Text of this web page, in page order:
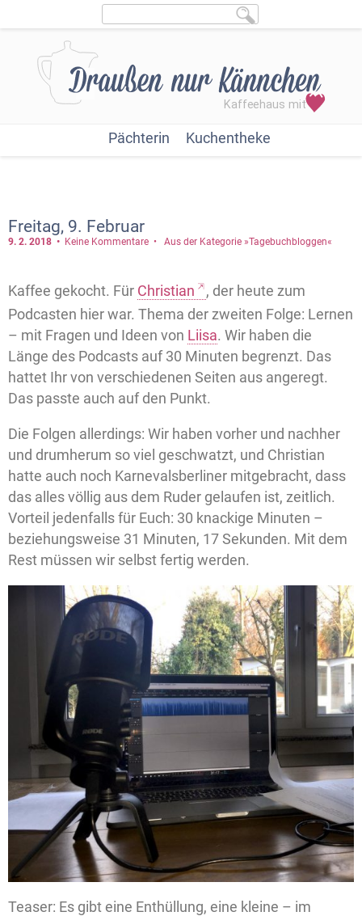
Pächterin Kuchentheke
Freitag, 9. Februar
9. 2. 2018 Keine Kommentare Aus der Kategorie »Tagebuchbloggen«
Kaffee gekocht. Für Christian
, der heute zum
Podcasten hier war. Thema der zweiten Folge: Lernen
– mit Fragen und Ideen von Liisa. Wir haben die
Länge des Podcasts auf 30 Minuten begrenzt. Das
hattet Ihr von verschiedenen Seiten aus angeregt.
Das passte auch auf den Punkt.
Die Folgen allerdings: Wir haben vorher und nachher
und drumherum so viel geschwatzt, und Christian
hatte auch noch Karnevalsberliner mitgebracht, dass
das alles völlig aus dem Ruder gelaufen ist, zeitlich.
Vorteil jedenfalls für Euch: 30 knackige Minuten –
beziehungsweise 31 Minuten, 17 Sekunden. Mit dem
Rest müssen wir selbst fertig werden.
Teaser: Es gibt eine Enthüllung, eine kleine – im